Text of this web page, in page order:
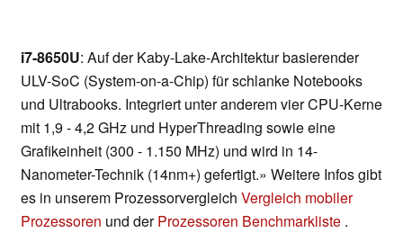
i7-8650U: Auf der Kaby-Lake-Architektur basierender
ULV-SoC (System-on-a-Chip) für schlanke Notebooks
und Ultrabooks. Integriert unter anderem vier CPU-Kerne
mit 1,9 - 4,2 GHz und HyperThreading sowie eine
Grafikeinheit (300 - 1.150 MHz) und wird in 14-
Nanometer-Technik (14nm+) gefertigt.» Weitere Infos gibt
es in unserem Prozessorvergleich Vergleich mobiler
Prozessoren und derProzessoren Benchmarkliste .